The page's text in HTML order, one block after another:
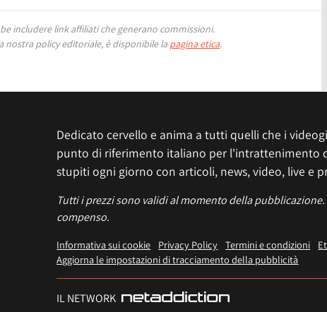
includere link affiliati che generano commissioni.
nostra policy editoriale, è disponibile la pagina etica.
Dedicato cervello e anima a tutti quelli che i
punto di riferimento italiano per l'intrattenimento
stupiti ogni giorno con articoli, news, video, live e
Tutti i prezzi sono validi al momento della
compenso.
Informativa sui cookie Privacy Policy Termini e condizioni
Aggiorna le impostazioni di tracciamento della pubblicità
IL NETWORK